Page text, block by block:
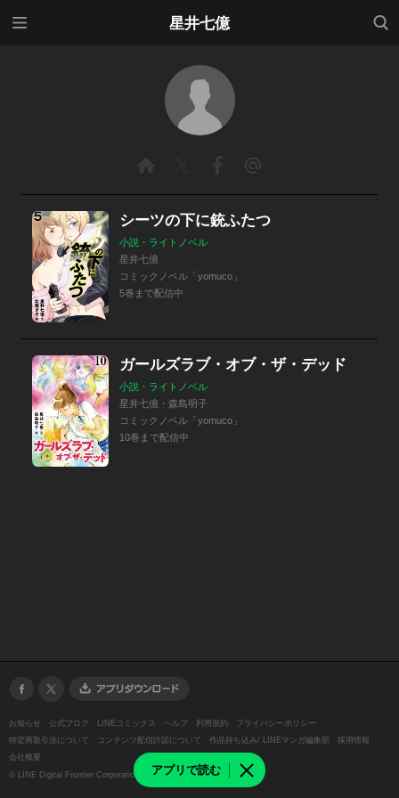
星井七億
検索
アプリで読む
シーツの下に銃ふたつ
小説・ライトノベル
星井七億
コミックノベル「yomuco」
5巻まで配信中
ガールズラブ・オブ・ザ・デッド
小説・ライトノベル
星井七億・森島明子
コミックノベル「yomuco」
10巻まで配信中
お知らせ 公式ブログ LINEコミックス ヘルプ 利用規約
プライバシーポリシー
特定商取引法について
コンテンツ配信許諾について 作品持ち込み/ LINEマンガ編集部
採用情報
会社概要
© LINE Digital Frontier Corporation